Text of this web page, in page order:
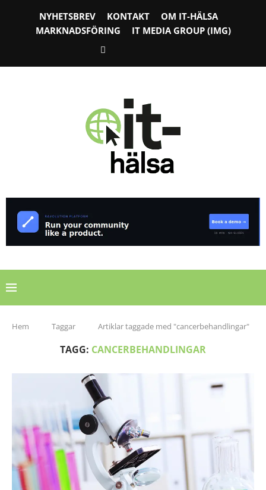
NYHETSBREV KONTAKT
OM IT-HÄLSA
MARKNADSFÖRING
IT MEDIA GROUP (IMG)
Hem Taggar Artiklar taggade med "cancerbehandlingar"
TAGG: CANCERBEHANDLINGAR